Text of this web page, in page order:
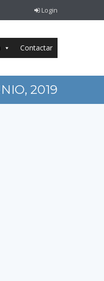
Login
Contactar
2019